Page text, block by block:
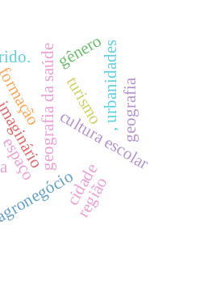
geografia da saúdecultura escolar
cidade
região
turismo, urbanidadesgeografia
gênero